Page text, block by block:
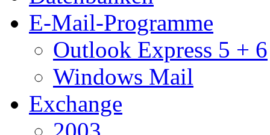
E-Mail-Programme
Outlook Express 5 + 6
Windows Mail
Exchange